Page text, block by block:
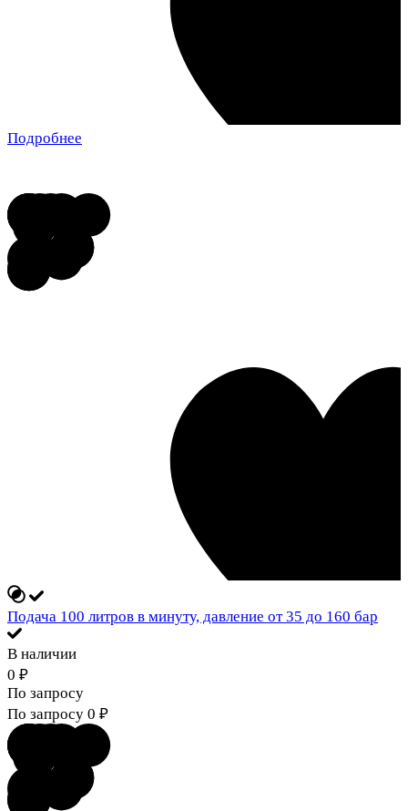
Подробнее
Подача 100 литров в минуту, давление от 35 до 160 бар
В наличии
0 ₽
По запросу
По запросу 0 ₽